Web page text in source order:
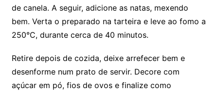
de canela. A seguir, adicione as natas, mexendo
bem. Verta o preparado na tarteira e leve ao fomo a
250°C, durante cerca de 40 minutos.
Retire depois de cozida, deixe arrefecer bem e
desenforme num prato de servir. Decore com
açúcar em pó, fios de ovos e finalize como